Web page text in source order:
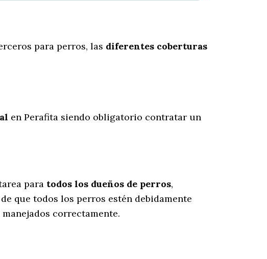
para perros, las diferentes coberturas
en Perafita siendo obligatorio contratar un
para todos los dueños de perros,
que todos los perros estén debidamente
correctamente.